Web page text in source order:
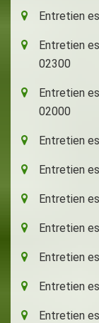
Entretien
Entretien
02300
Entretien
02000
Entretien
Entretien
Entretien
Entretien
Entretien
Entretien
Entretien